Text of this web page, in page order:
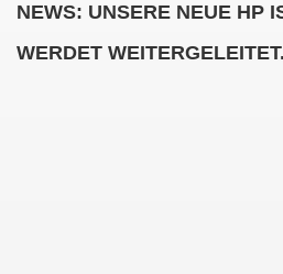
NEWS: UNSERE NEUE HP
WERDET